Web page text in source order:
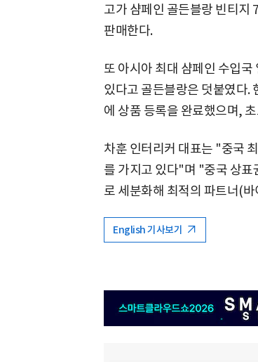
고가 샴페인 골든블랑 빈티지
판매한다.
또 아시아 최대 샴페인 수입
있다고 골든블랑은 덧붙였다.
에 상품 등록을 완료했으며,
차훈 인터리커 대표는 "중국
를 가지고 있다"며 "중국 상표
로 세분화해 최적의 파트너(
English 기사보기